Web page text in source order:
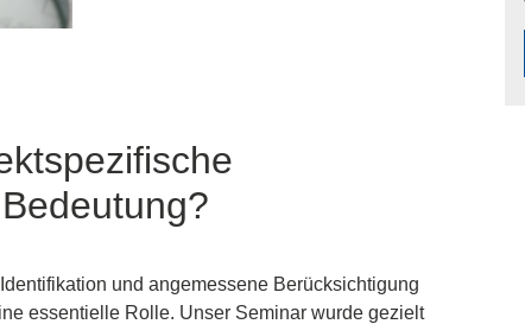
und angemessene Berücksichtigung
essentielle Rolle. Unser Seminar wurde gezielt